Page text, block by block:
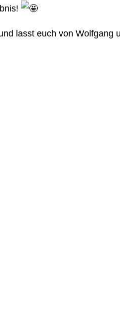
lasst euch von Wolfgang